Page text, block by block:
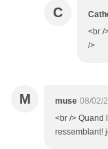
C
<br /
/>
M muse 08/02/
<br /> Quand
ressemblant!